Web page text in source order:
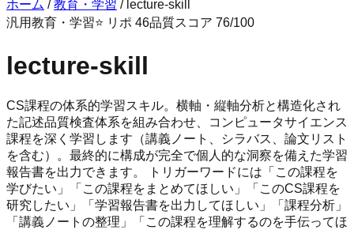
ホーム / 教育・学習 / lecture-skill
汎用教育・学習⭐ リポ 46品質スコア 76/100
lecture-skill
CS課程の体系的学習スキル。横軸・縦軸分析と構造化され
た記述品質検査体系を組み合わせ、コンピュータサイエンス
課程を深く学習します（講義ノート、シラバス、論文リスト
を含む）。最終的に構成が完全で個人的な洞察を備えた学習
報告書を出力できます。 トリガーワードには「この課程を
学びたい」「この課程をまとめてほしい」「このCS課程を
研究したい」「学習報告書を出力してほしい」「課程分析」
「講義ノートの整理」「この課程を理解するのを手伝ってほ